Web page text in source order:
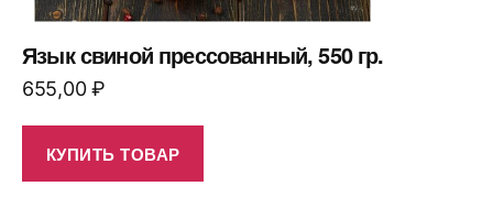
Язык свиной прессованный, 550 гр.
655,00₽
КУПИТЬ ТОВАР